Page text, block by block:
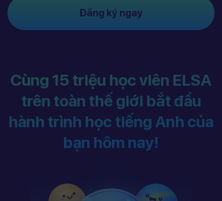
Đăng ký ngay
Cùng 15 triệu học viên ELSA
trên toàn thế giới bắt đầu
hành trình học tiếng Anh của
bạn hôm nay!